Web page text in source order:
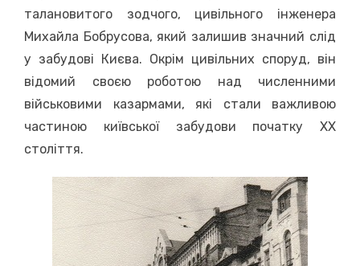
талановитого зодчого, цивільного інженера
Михайла Бобрусова, який залишив значний слід
у забудові Києва. Окрім цивільних споруд, він
відомий своєю роботою над численними
військовими казармами, які стали важливою
частиною київської забудови початку XX
століття.